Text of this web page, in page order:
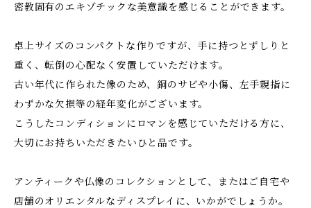
密教固有のエキゾチックな美意識を感じることができます。
卓上サイズのコンパクトな作りですが、手に持つとずしりと
重く、転倒の心配なく安置していただけます。
古い年代に作られた像のため、銅のサビや小傷、左手親指に
わずかな欠損等の経年変化がございます。
こうしたコンディションにロマンを感じていただける方に、
大切にお持ちいただきたいひと品です。
アンティークや仏像のコレクションとして、またはご自宅や
店舗のオリエンタルなディスプレイに、いかがでしょうか。